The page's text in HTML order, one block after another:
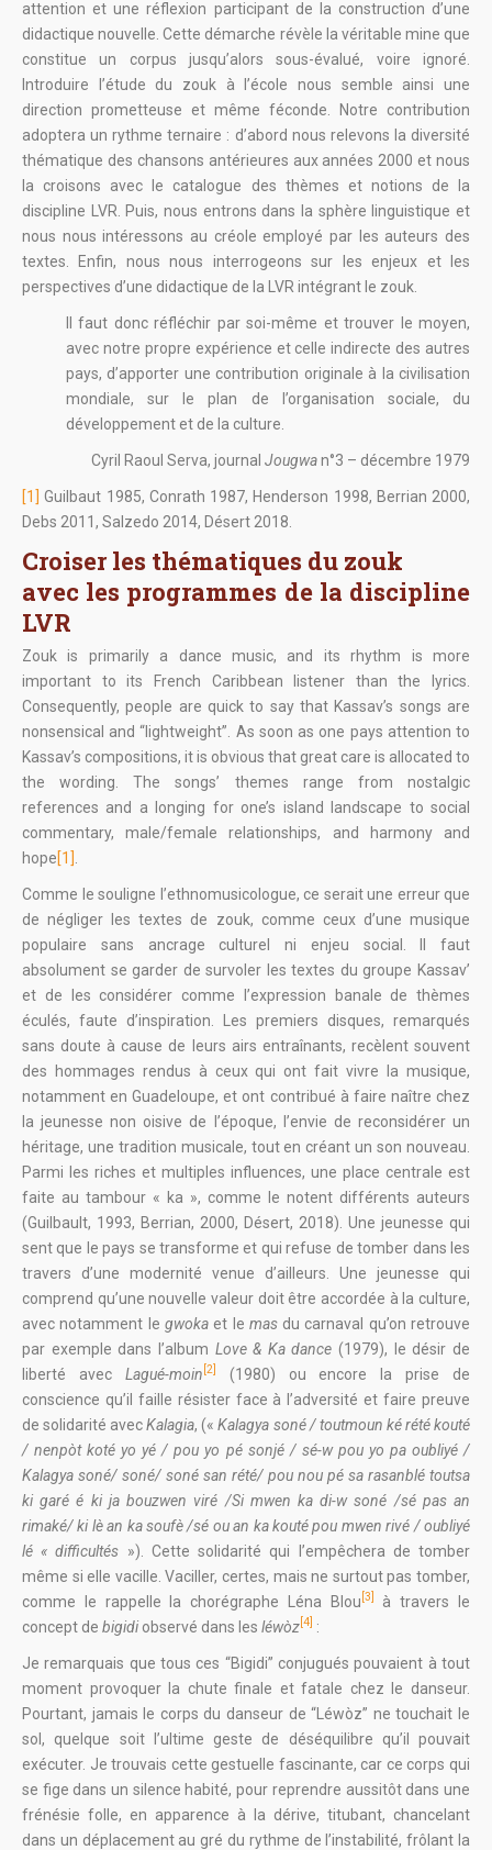
attention et une réflexion participant de la construction d’une
didactique nouvelle. Cette démarche révèle la véritable mine que
constitue un corpus jusqu’alors sous-évalué, voire ignoré.
Introduire l’étude du zouk à l’école nous semble ainsi une
direction prometteuse et même féconde. Notre contribution
adoptera un rythme ternaire : d’abord nous relevons la diversité
thématique des chansons antérieures aux années 2000 et nous
la croisons avec le catalogue des thèmes et notions de la
discipline LVR. Puis, nous entrons dans la sphère linguistique et
nous nous intéressons au créole employé par les auteurs des
textes. Enfin, nous nous interrogeons sur les enjeux et les
perspectives d’une didactique de la LVR intégrant le zouk.
Il faut donc réfléchir par soi-même et trouver le moyen,
avec notre propre expérience et celle indirecte des autres
pays, d’apporter une contribution originale à la civilisation
mondiale, sur le plan de l’organisation sociale, du
développement et de la culture.
Cyril Raoul Serva, journal Jougwan°3 – décembre 1979
[1]
Guilbaut 1985, Conrath 1987, Henderson 1998, Berrian 2000,
Debs 2011, Salzedo 2014, Désert 2018.
Croiser les thématiques du zouk
avec les programmes de la discipline
LVR
Zouk is primarily a dance music, and its rhythm is more
important to its French Caribbean listener than the lyrics.
Consequently, people are quick to say that Kassav’s songs are
nonsensical and “lightweight”. As soon as one pays attention to
Kassav’s compositions, it is obvious that great care is allocated to
the wording. The songs’ themes range from nostalgic
references and a longing for one’s island landscape to social
commentary, male/female relationships, and harmony and
hope[1]
Comme le souligne l’ethnomusicologue, ce serait une erreur que
de négliger les textes de zouk, comme ceux d’une musique
populaire sans ancrage culturel ni enjeu social. Il faut
absolument se garder de survoler les textes du groupe Kassav’
et de les considérer comme l’expression banale de thèmes
éculés, faute d’inspiration. Les premiers disques, remarqués
sans doute à cause de leurs airs entraînants, recèlent souvent
des hommages rendus à ceux qui ont fait vivre la musique,
notamment en Guadeloupe, et ont contribué à faire naître chez
la jeunesse non oisive de l’époque, l’envie de reconsidérer un
héritage, une tradition musicale, tout en créant un son nouveau.
Parmi les riches et multiples influences, une place centrale est
faite au tambour « ka », comme le notent différents auteurs
(Guilbault, 1993, Berrian, 2000, Désert, 2018). Une jeunesse qui
sent que le pays se transforme et qui refuse de tomber dans les
travers d’une modernité venue d’ailleurs. Une jeunesse qui
comprend qu’une nouvelle valeur doit être accordée à la culture,
avec notamment le gwokaet le masdu carnaval qu’on retrouve
par exemple dans l’album Love & Ka dance (1979), le désir de
liberté avec Lagué-moin [2]
(1980) ou encore la prise de
conscience qu’il faille résister face à l’adversité et faire preuve
de solidarité avecKalagia, («Kalagya soné / toutmoun ké rété kouté
/ nenpòt koté yo yé / pou yo pé sonjé / sé-w pou yo pa oubliyé /
Kalagya soné/ soné/ soné san rété/ pou nou pé sa rasanblé toutsa
ki garé é ki ja bouzwen viré /Si mwen ka di-w soné /sé pas an
rimaké/ ki lè an ka soufè /sé ou an ka kouté pou mwen rivé / oubliyé
lé « difficultés »). Cette solidarité qui l’empêchera de tomber
même si elle vacille. Vaciller, certes, mais ne surtout pas tomber,
comme le rappelle la chorégraphe Léna Blou [3]
à travers le
concept de bigidi observé dans les léwòz [4] :
Je remarquais que tous ces “Bigidi” conjugués pouvaient à tout
moment provoquer la chute finale et fatale chez le danseur.
Pourtant, jamais le corps du danseur de “Léwòz” ne touchait le
sol, quelque soit l’ultime geste de déséquilibre qu’il pouvait
exécuter. Je trouvais cette gestuelle fascinante, car ce corps qui
se fige dans un silence habité, pour reprendre aussitôt dans une
frénésie folle, en apparence à la dérive, titubant, chancelant
dans un déplacement au gré du rythme de l’instabilité, frôlant la